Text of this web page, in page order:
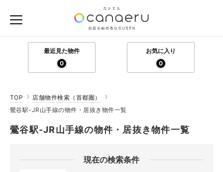
最近見た物件
0
お気に入り
0
TOP
店舗物件検索（首都圏）
鶯谷駅-JR山手線の物件・居抜き物件一覧
鶯谷駅-JR山手線の物件・居抜き物件一覧
現在の検索条件